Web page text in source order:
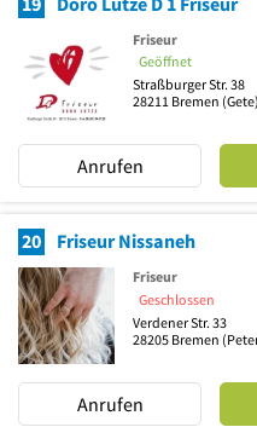
Friseur
Geöffnet
Straßburger Str. 38
28211 Bremen (Gete)
Anrufen
20 Friseur Nissaneh
Friseur
Geschlossen
Verdener Str. 33
28205 Bremen
Anrufen